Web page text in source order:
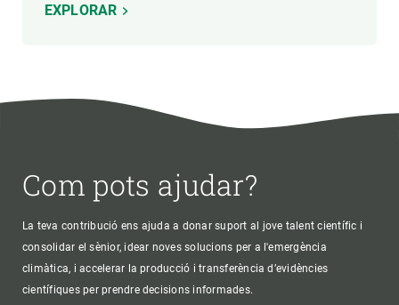
EXPLORAR
Com pots ajudar?
La teva contribució ens ajuda a donar suport al jove talent científic i
consolidar el sènior, idear noves solucions per a l'emergència
climàtica, i accelerar la producció i transferència d’evidències
científiques per prendre decisions informades.